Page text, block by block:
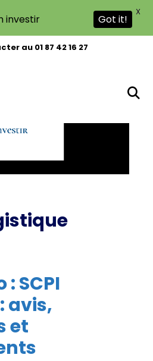
au 01 87 42 16 27
SCPI
avis,
et
investir Got it!
X